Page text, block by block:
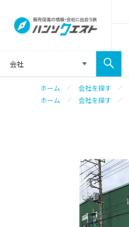
会社
ホーム 会社を探す
ホーム
会社を探す